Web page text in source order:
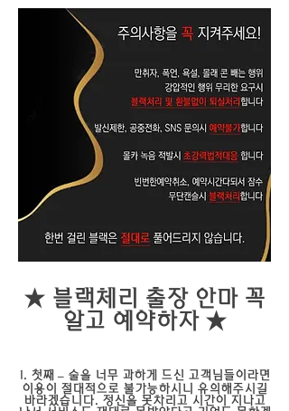
★ 블랙체리 출장 안마 꼭
알고 예약하자 ★
첫째 – 술을 너무 과하게 드신 고객님들이라면
이용이 절대적으로 불가능하시니 유의해주시길
바라겠습니다. 정신을 못차리고 시간이 지나고